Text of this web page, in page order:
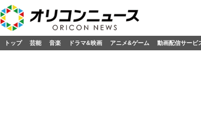
トップ 芸能 音楽 ドラマ&映画 アニメ&ゲーム 動画配信サービ